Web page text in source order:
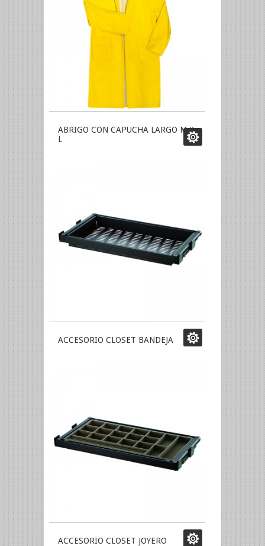
ABRIGO CON CAPUCHA LARGO M X
L
ACCESORIO CLOSET BANDEJA
ACCESORIO CLOSET JOYERO